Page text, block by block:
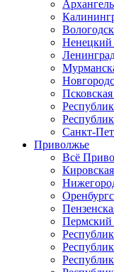
Ненецкий
Санкт-
Приволжье
Всё
Пермский